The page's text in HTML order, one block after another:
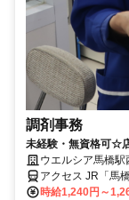
調剤事務
未経験・無資格可☆
ストアの調剤事務
ウエルシア馬橋駅
アクセス JR「馬
時給1,240円～